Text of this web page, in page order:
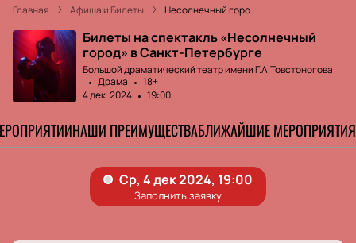
ПОДАРОЧНЫЕ
СЕРТИФИКАТЫ
Другое
Детский спектакль
Главная Афиша и Билеты Несолнечный горо...
Билеты на спектакль «Несолнечный
город» в Санкт-Петербурге
Большой драматический театр имени Г.А.Товстоногова
Драма
18+
4 дек. 2024
19:00
НАШИ ПРЕИМУЩЕСТВАБЛИЖАЙШИЕ МЕРОПРИЯТИЯ